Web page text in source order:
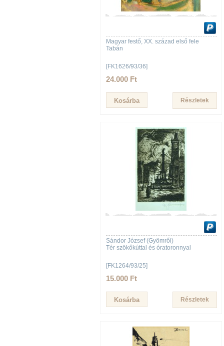
Magyar festő, XX. század első fele
Tabán
[FK1626/93/36]
24.000 Ft
Részletek
Sándor József (Gyömrői)
Tér szökőkúttal és óratoronnyal
[FK1264/93/25]
15.000 Ft
Részletek